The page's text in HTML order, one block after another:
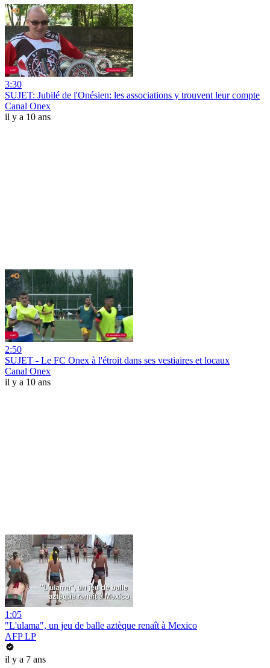
3:30
SUJET: Jubilé de l'Onésien: les associations y trouvent leur compte
Canal Onex
il y a 10 ans
2:50
SUJET - Le FC Onex à l'étroit dans ses vestiaires et locaux
Canal Onex
il y a 10 ans
1:05
"L'ulama", un jeu de balle aztèque renaît à Mexico
AFP LP
il y a 7 ans